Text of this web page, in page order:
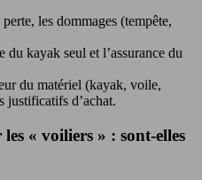
les dommages (tempête,
du kayak seul et l’assurance du
du matériel (kayak, voile,
justificatifs d’achat.
« voiliers » : sont-elles